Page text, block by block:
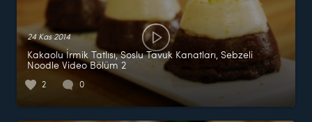
24 Kas 2014
Kakaolu İrmik Tatlısı, Soslu Tavuk Kanatları, Sebzeli
Noodle Video Bölüm 2
2 0